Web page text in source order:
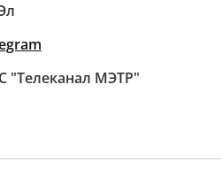
"Телеканал МЭТР"